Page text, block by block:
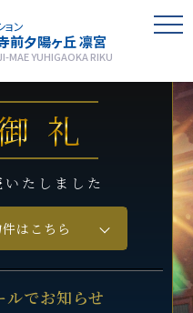
ョン
前夕陽ヶ丘 凛宮
YUHIGAOKA RIKU
礼
たしました
でお知らせ
はこちら